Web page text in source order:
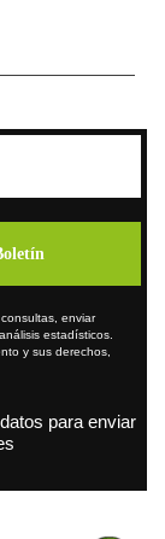
enviar
estadísticos.
y sus derechos,
para enviar